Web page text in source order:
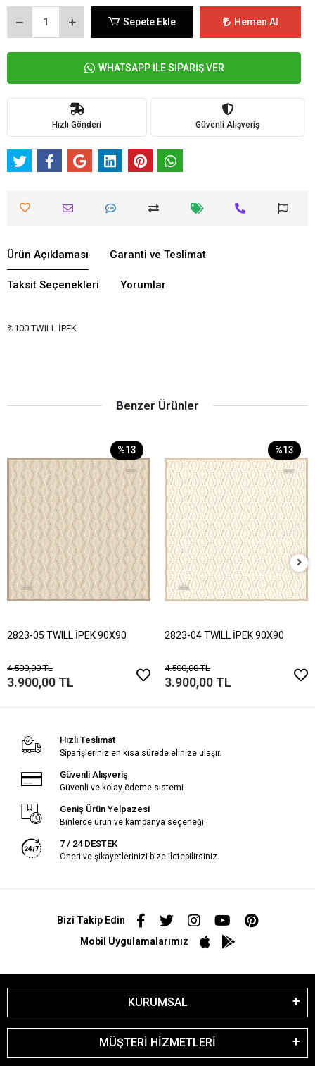
Sepete Ekle Hemen Al
WHATSAPP İLE SİPARİŞ VER
Hızlı Gönderi Güvenli Alışveriş
Ürün Açıklaması Garanti ve Teslimat
Taksit Seçenekleri Yorumlar
%100 TWILL İPEK
Benzer Ürünler
%13
2823-05 TWILL İPEK 90X90
4.500,00 TL
3.900,00 TL
%13
2823-04 TWILL İPEK 90X90
4.500,00 TL
3.900,00 TL
Hızlı Teslimat
Siparişleriniz en kısa sürede elinize ulaşır.
Güvenli Alışveriş
Güvenli ve kolay ödeme sistemi
Geniş Ürün Yelpazesi
Binlerce ürün ve kampanya seçeneği
7 / 24 DESTEK
Öneri ve şikayetlerinizi bize iletebilirsiniz.
Bizi Takip Edin
Mobil Uygulamalarımız
KURUMSAL
MÜŞTERİ HİZMETLERİ